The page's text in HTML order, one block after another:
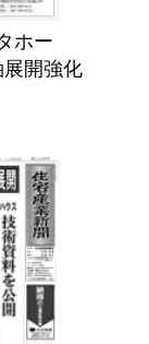
ホー
開強化